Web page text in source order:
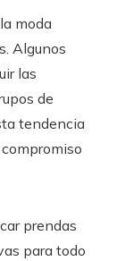
moda
Algunos
las
de
tendencia
prendas
para todo